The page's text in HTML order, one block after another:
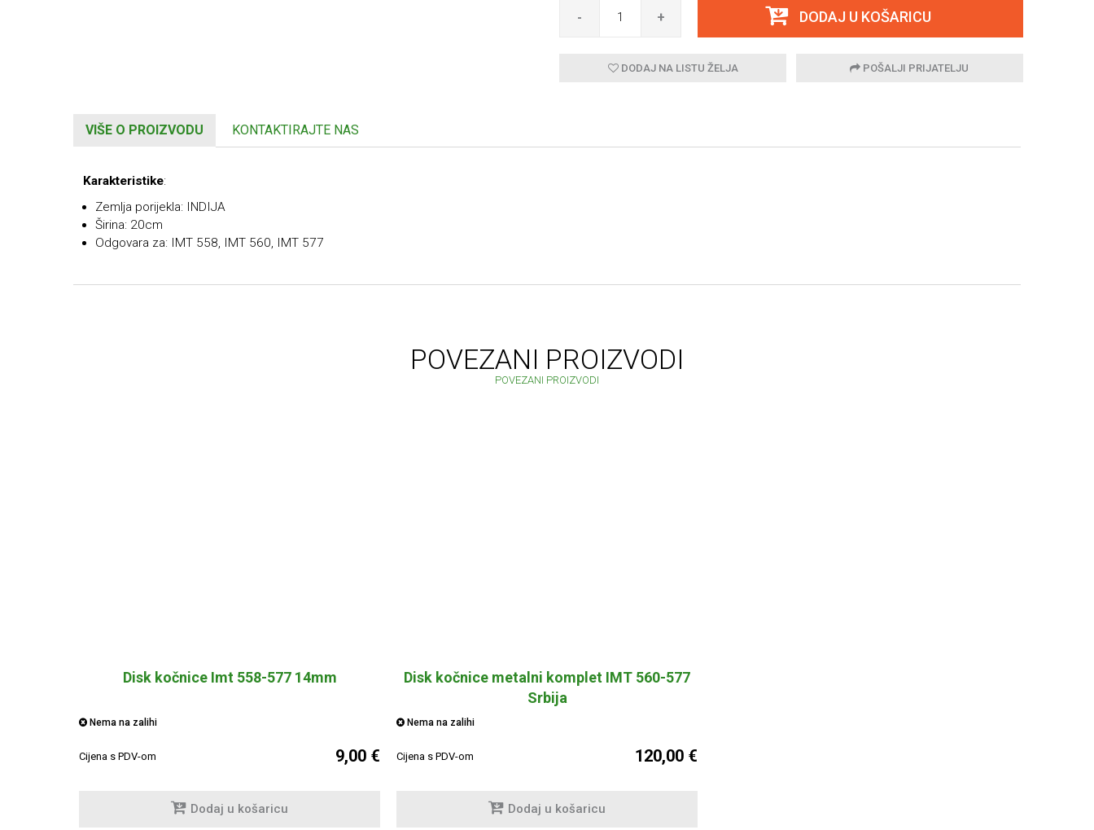
- + DODAJ U KOŠARICU
DODAJ NA LISTU ŽELJA POŠALJI PRIJATELJU
VIŠE O PROIZVODU KONTAKTIRAJTE NAS
Karakteristike:
Zemlja porijekla: INDIJA
Širina: 20cm
Odgovara za: IMT 558, IMT 560, IMT 577
POVEZANI PROIZVODI
POVEZANI PROIZVODI
Disk kočnice Imt 558-577 14mm
Nema na zalihi
Cijena s PDV-om 9,00 €
Dodaj u košaricu
Disk kočnice metalni komplet IMT 560-577
Srbija
Nema na zalihi
Cijena s PDV-om 120,00 €
Dodaj u košaricu